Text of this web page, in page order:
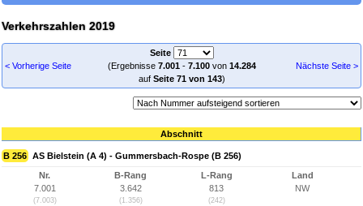
Verkehrszahlen 2019
< Vorherige Seite
Seite
(Ergebnisse 7.001- 7.100von 14.284
auf Seite 71 von 143)
Nächste Seite >
Abschnitt
B 256 AS Bielstein (A 4) - Gummersbach-Rospe (B 256)
Nr.
7.001
(7.003)
B-Rang
3.642
(1.356)
L-Rang
813
(242)
Land
NW